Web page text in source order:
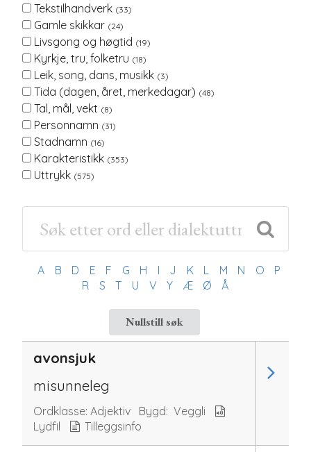
Tekstilhandverk (33)
Gamle skikkar (24)
Livsgong og høgtid (19)
Kyrkje, tru, folketru (18)
Leik, song, dans, musikk (3)
Tida (dagen, året, merkedagar) (48)
Tal, mål, vekt (8)
Personnamn (31)
Stadnamn (16)
Karakteristikk (353)
Uttrykk (575)
A B D E F G H I J K L M N O
P
R
S T U V Y Æ Ø Å
Nullstill søk
avonsjuk
misunneleg
Ordklasse: Adjektiv Bygd: Veggli
Lydfil
Tilleggsinfo